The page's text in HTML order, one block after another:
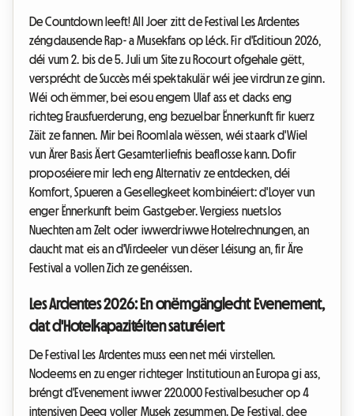
De Countdown leeft! All Joer zitt de Festival Les Ardentes
zéngdausende Rap- a Musekfans op Léck. Fir d'Editioun 2026,
déi vum 2. bis de 5. Juli um Site zu Rocourt ofgehale gëtt,
versprécht de Succès méi spektakulär wéi jee virdrun ze ginn.
Wéi och ëmmer, bei esou engem Ulaf ass et dacks eng
richteg Erausfuerderung, eng bezuelbar Ënnerkunft fir kuerz
Zäit ze fannen. Mir bei Roomlala wëssen, wéi staark d'Wiel
vun Ärer Basis Äert Gesamterliefnis beaflosse kann. Dofir
proposéiere mir Iech eng Alternativ ze entdecken, déi
Komfort, Spueren a Gesellegkeet kombinéiert: d'Loyer vun
enger Ënnerkunft beim Gastgeber. Vergiess nuetslos
Nuechten am Zelt oder iwwerdriwwe Hotelrechnungen, an
daucht mat eis an d'Virdeeler vun dëser Léisung an, fir Äre
Festival a vollen Zich ze genéissen.
Les Ardentes 2026: En onëmgänglecht Evenement,
dat d'Hotelkapazitéiten saturéiert
De Festival Les Ardentes muss een net méi virstellen.
Nodeems en zu enger richteger Institutioun an Europa gi ass,
bréngt d'Evenement iwwer 220.000 Festivalbesucher op 4
intensiven Deeg voller Musek zesummen. De Festival, dee